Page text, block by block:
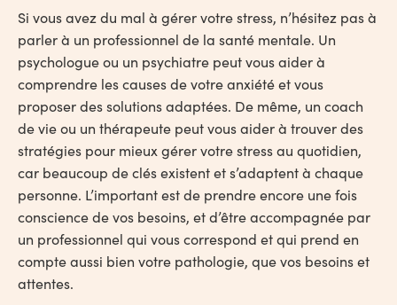
Si vous avez du mal à gérer votre stress, n’hésitez pas à
parler à un professionnel de la santé mentale. Un
psychologue ou un psychiatre peut vous aider à
comprendre les causes de votre anxiété et vous
proposer des solutions adaptées. De même, un coach
de vie ou un thérapeute peut vous aider à trouver des
stratégies pour mieux gérer votre stress au quotidien,
car beaucoup de clés existent et s’adaptent à chaque
personne. L’important est de prendre encore une fois
conscience de vos besoins, et d’être accompagnée par
un professionnel qui vous correspond et qui prend en
compte aussi bien votre pathologie, que vos besoins et
attentes.